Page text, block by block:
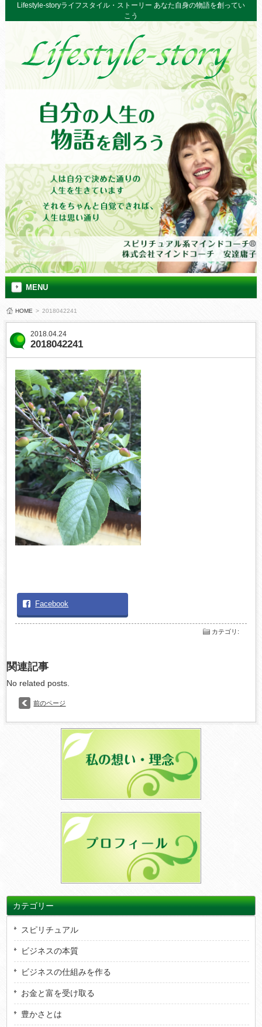
Lifestyle-storyライフスタイル・ストーリー あなた自身の物語を創ってい
こう
MENU
HOME > 2018042241
2018.04.24
2018042241
Facebook
カテゴリ :
関連記事
No related posts.
前のページ
カテゴリー
スピリチュアル
ビジネスの本質
ビジネスの仕組みを作る
お金と富を受け取る
豊かさとは